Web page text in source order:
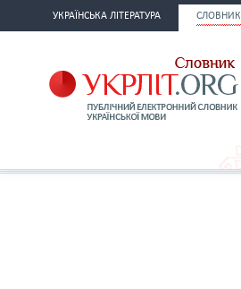
УКРАЇНСЬКА ЛІТЕРАТУРА СЛОВНИК